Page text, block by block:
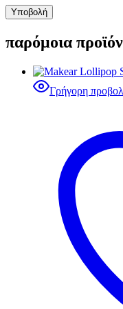
παρόμοια
Γρήγορη